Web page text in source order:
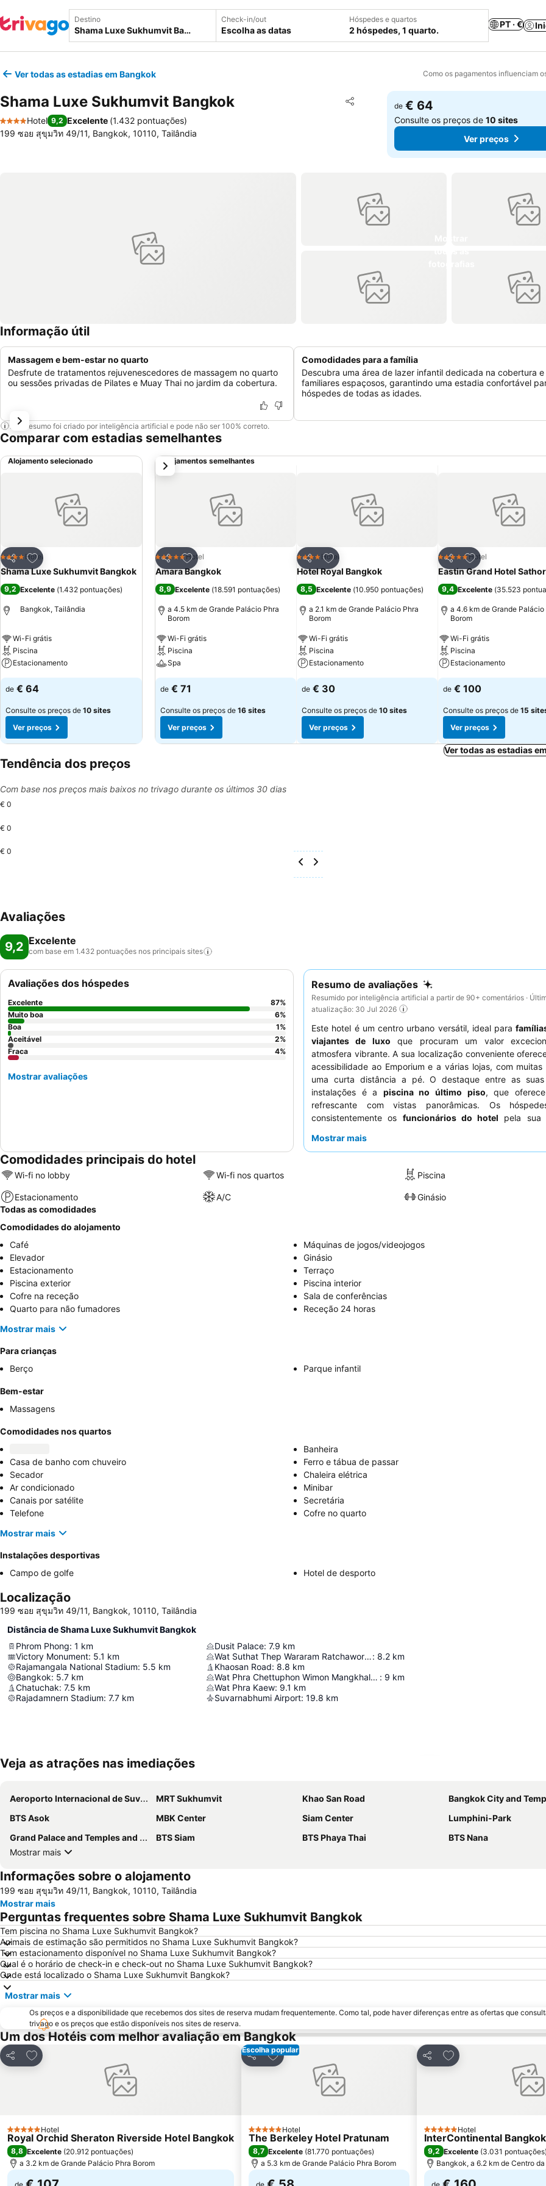
Destino Check-in/out
Escolha as datas
Hóspedes e quartos
2 hóspedes, 1 quarto.
PT · €
Ver todas as estadias em Bangkok Como os pagamentos influenciam
Shama Luxe Sukhumvit Bangkok Partilhar
Adicionar aos favoritos
4 Estrelas
Hotel 9,2 Excelente (1.432 pontuações)
199 ซอย สุขุมวิท 49/11, Bangkok, 10110, Tailândia
de € 64
Consulte os preços de10 sites
Ver preços
Informação útil
Massagem e bem-estar no quarto
Desfrute de tratamentos rejuvenescedores de massagem no quarto
ou sessões privadas de Pilates e Muay Thai no jardim da cobertura.
Comodidades para a família
Descubra uma área de lazer infantil dedicada na cobertura
familiares espaçosos, garantindo uma estadia confortável
hóspedes de todas as idades.
Este resumo foi criado por inteligência artificial e pode não ser 100% correto.
Comparar com estadias semelhantes
Alojamento selecionado
Partilhar
Adicionar aos favoritos
4 EstrelasHotel
Shama Luxe Sukhumvit Bangkok
9,2 Excelente (1.432 pontuações)
Bangkok, Tailândia
Wi-Fi grátis
Piscina
Estacionamento
de € 64
Consulte os preços de 10 sites
Ver preços
Alojamentos semelhantes
Partilhar
Adicionar aos favoritos
5 EstrelasHotel
Amara Bangkok
8,9 Excelente (18.591 pontuações)
a 4.5 km de Grande Palácio Phra
Borom
Wi-Fi grátis
Piscina
Spa
de € 71
Consulte os preços de 16 sites
Ver preços
Partilhar
Adicionar aos favoritos
4 EstrelasHotel
Hotel Royal Bangkok
8,5 Excelente (10.950 pontuações)
a 2.1 km de Grande Palácio Phra
Borom
Wi-Fi grátis
Piscina
Estacionamento
de € 30
Consulte os preços de 10 sites
Ver preços
Partilhar
Adicionar aos
5 EstrelasHotel
Eastin Grand Hotel
9,4 Excelente (35.523
a 4.6 km de Grande Palácio
Borom
Wi-Fi grátis
Piscina
Estacionamento
de € 100
Consulte os preços de 15
Ver preços
próximo
Ver todas as estadias
Tendência dos preços
Com base nos preços mais baixos no trivago durante os últimos 30 dias
€ 0
€ 0
€ 0
Avaliações
9,2 Excelente
com base em 1.432 pontuações nos principais sites
Resumo de avaliações
Resumido por inteligência artificial a partir de 90+ comentários ·
atualização: 30 Jul 2026
Este hotel é um centro urbano versátil, ideal para
viajantes de luxo que procuram um valor
atmosfera vibrante. A sua localização conveniente
acessibilidade ao Emporium e a várias lojas, com muitas
uma curta distância a pé. O destaque entre as suas
instalações é a piscina no último piso, que
refrescante com vistas panorâmicas. Os
consistentemente os funcionários do hotel pela sua
de quaisquer problemas no pequeno-almoço. Para uma
Mostrar mais
Avaliações dos hóspedes
Excelente 87%
Muito boa
6%
Boa
1%
Aceitável
2%
Fraca
4%
Mostrar avaliações
Comodidades principais do hotel
Wi-fi no lobby Wi-fi nos quartos Piscina
Estacionamento A/C
Ginásio
Todas as comodidades
Comodidades do alojamento
Café
Máquinas de jogos/videojogos
Elevador
Ginásio
Estacionamento
Terraço
Piscina exterior
Piscina interior
Cofre na receção
Sala de conferências
Quarto para não fumadores
Receção 24 horas
Mostrar mais
Para crianças
Berço
Parque infantil
Bem-estar
Massagens
Comodidades nos quartos
Banheira
Casa de banho com chuveiro
Ferro e tábua de passar
Secador
Chaleira elétrica
Ar condicionado
Minibar
Canais por satélite
Secretária
Telefone
Cofre no quarto
Mostrar mais
Instalações desportivas
Campo de golfe
Hotel de desporto
Localização
199 ซอย สุขุมวิท 49/11, Bangkok, 10110, Tailândia
Distância de Shama Luxe Sukhumvit Bangkok
Phrom Phong: 1 km
Victory Monument: 5.1 km
Rajamangala National Stadium: 5.5 km
Bangkok: 5.7 km
Chatuchak: 7.5 km
Rajadamnern Stadium: 7.7 km
Dusit Palace: 7.9 km
Wat Suthat Thep Wararam Ratchaworamahawihan: 8.2 km
Khaosan Road: 8.8 km
Wat Phra Chettuphon Wimon Mangkhalaram Ratchaworamahawihan : 9 km
Wat Phra Kaew: 9.1 km
Suvarnabhumi Airport: 19.8 km
Veja as atrações nas imediações
Aeroporto Internacional de Suvarnabhumi MRT Sukhumvit Khao San Road
Bangkok City and
BTS Asok
MBK Center Siam Center
Lumphini-Park
Grand Palace and Temples and City Tour
BTS Siam BTS Phaya Thai
BTS Nana
Mostrar mais
Informações sobre o alojamento
199 ซอย สุขุมวิท 49/11, Bangkok, 10110, Tailândia
Mostrar mais
Perguntas frequentes sobre Shama Luxe Sukhumvit Bangkok
Tem piscina no Shama Luxe Sukhumvit Bangkok?
Animais de estimação são permitidos no Shama Luxe Sukhumvit Bangkok?
Tem estacionamento disponível no Shama Luxe Sukhumvit Bangkok?
Qual é o horário de check-in e check-out no Shama Luxe Sukhumvit Bangkok?
Onde está localizado o Shama Luxe Sukhumvit Bangkok?
Mostrar mais
Os preços e a disponibilidade que recebemos dos sites de reserva mudam frequentemente. Como tal, pode haver diferenças entre as ofertas que
trivago e os preços que estão disponíveis nos sites de reserva.
Um dos Hotéis com melhor avaliação em Bangkok
Partilhar
Adicionar aos favoritos
5 EstrelasHotel
Royal Orchid Sheraton Riverside Hotel Bangkok
8,8 Excelente (20.912 pontuações)
a 3.2 km de Grande Palácio Phra Borom
Escolha popular
Partilhar
Adicionar aos favoritos
5 EstrelasHotel
The Berkeley Hotel Pratunam
8,7 Excelente (81.770 pontuações)
a 5.3 km de Grande Palácio Phra Borom
Partilhar
Adicionar aos favoritos
5 EstrelasHotel
InterContinental Bangkok
9,2 Excelente (3.031 pontuações)
Bangkok, a 6.2 km de Centro